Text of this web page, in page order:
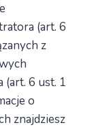
(art. 6
z
6 ust. 1
o
znajdziesz